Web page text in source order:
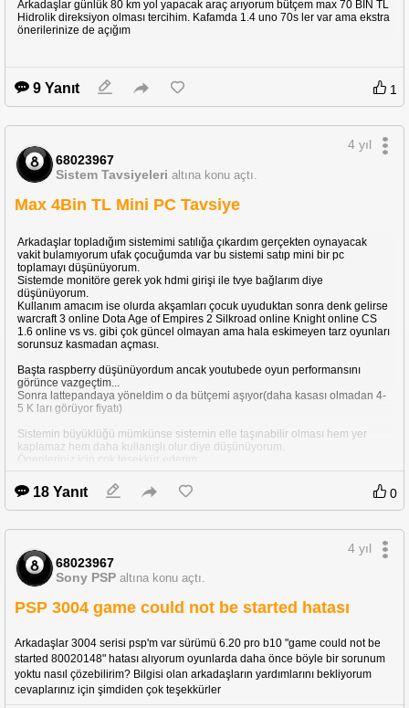
Arkadaşlar günlük 80 km yol yapacak araç arıyorum bütçem max 70 BİN TL
Hidrolik direksiyon olması tercihim. Kafamda 1.4 uno 70s ler var ama ekstra
önerilerinize de açığım
9 Yanıt 1
68023967
Sistem Tavsiyeleri altına konu açtı.
4 yıl
Max 4Bin TL Mini PC Tavsiye
Arkadaşlar topladığım sistemimi satılığa çıkardım gerçekten oynayacak
vakit bulamıyorum ufak çocuğumda var bu sistemi satıp mini bir pc
toplamayı düşünüyorum.
Sistemde monitöre gerek yok hdmi girişi ile tvye bağlarım diye
düşünüyorum.
Kullanım amacım ise olurda akşamları çocuk uyuduktan sonra denk gelirse
warcraft 3 online Dota Age of Empires 2 Silkroad online Knight online CS
1.6 online vs vs. gibi çok güncel olmayan ama hala eskimeyen tarz oyunları
sorunsuz kasmadan açması.
Başta raspberry düşünüyordum ancak youtubede oyun performansını
görünce vazgeçtim...
Sonra lattepandaya yöneldim o da bütçemi aşıyor(daha kasası olmadan 4-
5 K ları görüyor fiyatı)
Sistemin büyüklüğü mümkünse sistemin elle taşınabilir olması hem yer
kaplamaz hem daha kullanışlı olur diye düşünüyorum.
18 Yanıt 0
68023967
Sony PSP altına konu açtı.
4 yıl
PSP 3004 game could not be started hatası
Arkadaşlar 3004 serisi psp'm var sürümü 6.20 pro b10 "game could not be
started 80020148" hatası alıyorum oyunlarda daha önce böyle bir sorunum
yoktu nasıl çözebilirim? Bilgisi olan arkadaşların yardımlarını bekliyorum
cevaplarınız için şimdiden çok teşekkürler